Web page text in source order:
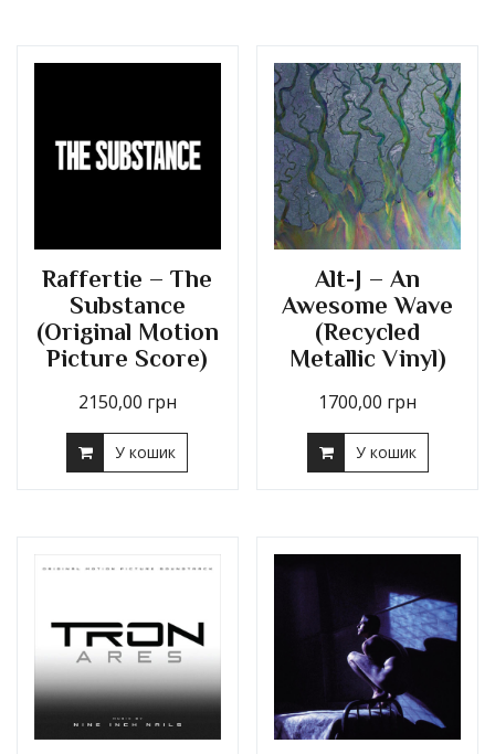
Raffertie – The
Substance
(Original Motion
Picture Score)
2150,00 грн
У кошик
Alt-J – An
Awesome Wave
(Recycled
Metallic Vinyl)
1700,00 грн
У кошик